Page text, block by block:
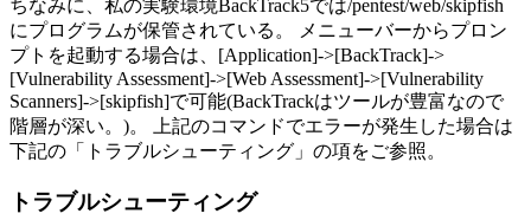
ちなみに、私の実験環境BackTrack5では/pentest/web/skipfish
にプログラムが保管されている。 メニューバーからプロン
プトを起動する場合は、[Application]->[BackTrack]->
[Vulnerability Assessment]->[Web Assessment]->[Vulnerability
Scanners]->[skipfish]で可能(BackTrackはツールが豊富なので
階層が深い。)。 上記のコマンドでエラーが発生した場合は
下記の「トラブルシューティング」の項をご参照。
トラブルシューティング